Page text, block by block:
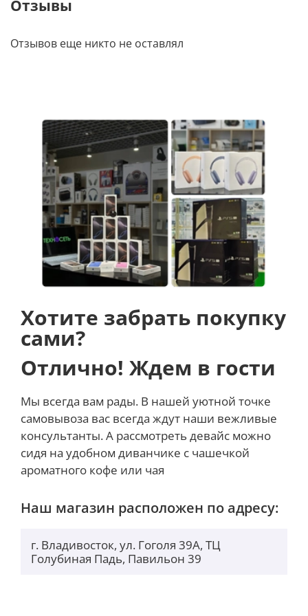
Отзывы
Отзывов еще никто не оставлял
Хотите забрать покупку
сами?
Отлично! Ждем в гости
Мы всегда вам рады. В нашей уютной точке
самовывоза вас всегда ждут наши вежливые
консультанты. А рассмотреть девайс можно
сидя на удобном диванчике с чашечкой
ароматного кофе или чая
Наш магазин расположен по адресу:
г. Владивосток, ул. Гоголя 39А, ТЦ
Голубиная Падь, Павильон 39